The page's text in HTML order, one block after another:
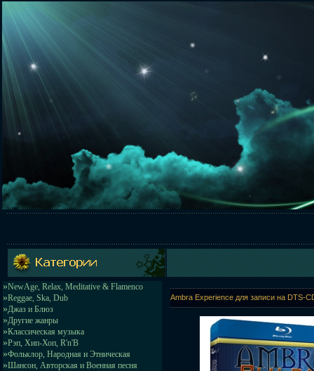
»NewAge, Relax, Meditative & Flamenco
»Reggae, Ska, Dub
»Джаз и Блюз
»Другие жанры
»Классическая музыка
»Рэп, Хип-Хоп, R'n'B
»Фольклор, Народная и Этническая
»Шансон, Авторская и Военная песня
Ambra Experience для записи на DTS-